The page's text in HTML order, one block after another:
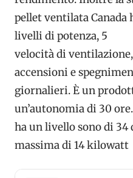
pellet ventilata Canada
livelli di potenza, 5
velocità di
accensioni e
giornalieri. È un
un’autonomia di 30
ha un livello sono di 34
massima di 14 kilowatt